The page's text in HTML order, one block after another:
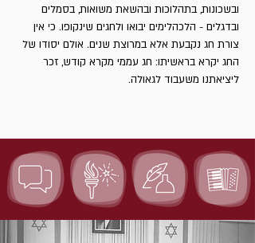
ובשכונות, בתהלוכות ובהשאת משואות, בסמלים
ובדגלים - הלכהלימים יבואו ולחגים שינקופו. כי אין
צורת חג נקבעת אלא במרוצת שנים. אולם יסודו של
החג יקרא בראשיתו: חג עממי מקרא קודש, זכר
ליציאתנו משעבוד לגאולה.